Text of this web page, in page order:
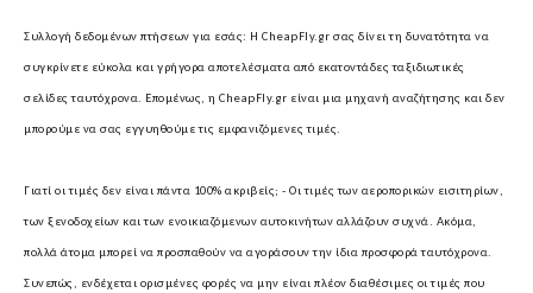
Συλλογή δεδομένων πτήσεων για εσάς: Η CheapFly.gr σας δίνει τη δυνατότητα να
συγκρίνετε εύκολα και γρήγορα αποτελέσματα από εκατοντάδες ταξιδιωτικές
σελίδες ταυτόχρονα. Επομένως, η CheapFly.gr είναι μια μηχανή αναζήτησης και δεν
μπορούμε να σας εγγυηθούμε τις εμφανιζόμενες τιμές.
Γιατί οι τιμές δεν είναι πάντα 100% ακριβείς; - Οι τιμές των αεροπορικών εισιτηρίων,
των ξενοδοχείων και των ενοικιαζόμενων αυτοκινήτων αλλάζουν συχνά. Ακόμα,
πολλά άτομα μπορεί να προσπαθούν να αγοράσουν την ίδια προσφορά ταυτόχρονα.
Συνεπώς, ενδέχεται ορισμένες φορές να μην είναι πλέον διαθέσιμες οι τιμές που